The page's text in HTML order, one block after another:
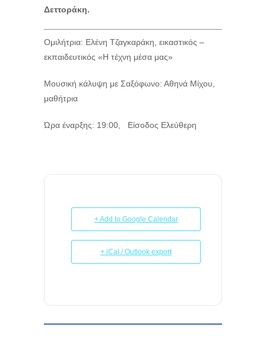
Δεττοράκη.
Ομιλήτρια: Ελένη Τζαγκαράκη, εικαστικός –
εκπαιδευτικός «Η τέχνη μέσα μας»
Μουσική κάλυψη με Σαξόφωνο: Αθηνά Μίχου,
μαθήτρια
Ώρα έναρξης: 19:00, Είσοδος Ελεύθερη
+ Add to Google Calendar
+ iCal / Outlook export